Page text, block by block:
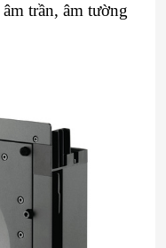
âm trần, âm tường